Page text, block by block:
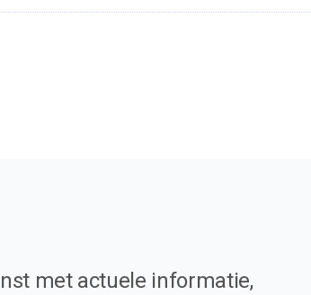
met actuele informatie,